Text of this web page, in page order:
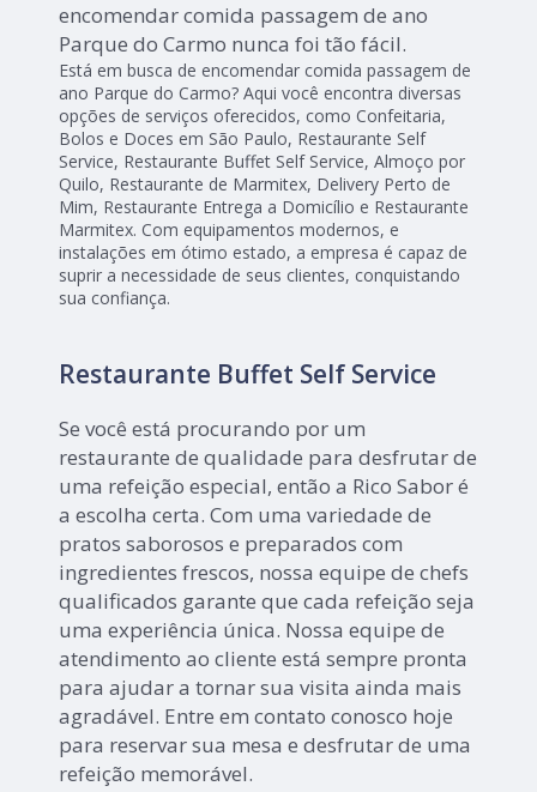
encomendar comida passagem de ano
Parque do Carmo nunca foi tão fácil.
Está em busca de encomendar comida passagem de
ano Parque do Carmo? Aqui você encontra diversas
opções de serviços oferecidos, como Confeitaria,
Bolos e Doces em São Paulo, Restaurante Self
Service, Restaurante Buffet Self Service, Almoço por
Quilo, Restaurante de Marmitex, Delivery Perto de
Mim, Restaurante Entrega a Domicílio e Restaurante
Marmitex. Com equipamentos modernos, e
instalações em ótimo estado, a empresa é capaz de
suprir a necessidade de seus clientes, conquistando
sua confiança.
Restaurante Buffet Self Service
Se você está procurando por um
restaurante de qualidade para desfrutar de
uma refeição especial, então a Rico Sabor é
a escolha certa. Com uma variedade de
pratos saborosos e preparados com
ingredientes frescos, nossa equipe de chefs
qualificados garante que cada refeição seja
uma experiência única. Nossa equipe de
atendimento ao cliente está sempre pronta
para ajudar a tornar sua visita ainda mais
agradável. Entre em contato conosco hoje
para reservar sua mesa e desfrutar de uma
refeição memorável.